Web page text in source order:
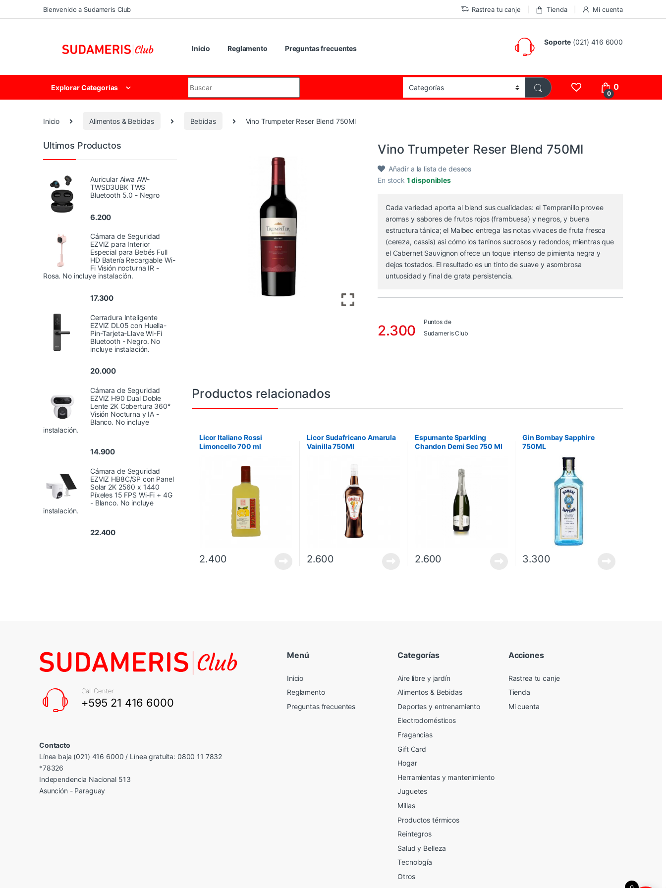
Skip to navigation
Skip to contentBienvenido a Sudameris Club Rastrea tu canje Tienda Mi cuenta
Inicio Reglamento Preguntas frecuentes
Soporte (021) 416 6000
Explorar Categorías
0
0
Inicio Alimentos & Bebidas Bebidas Vino Trumpeter Reser Blend 750Ml
Vino Trumpeter Reser Blend 750Ml
Añadir a la lista de deseos
En stock 1 disponibles
Cada variedad aporta al blend sus cualidades: el Tempranillo provee
aromas y sabores de frutos rojos (frambuesa) y negros, y buena
estructura tánica; el Malbec entrega las notas vivaces de fruta fresca
(cereza, cassis) así cómo los taninos sucrosos y redondos; mientras que
el Cabernet Sauvignon ofrece un toque intenso de pimienta negra y
dejos tostados. El resultado es un tinto de suave y asombrosa
untuosidad y final de grata persistencia.
2.300
Puntos de
Sudameris Club
Productos relacionados
Licor Italiano Rossi
Limoncello 700 ml
2.400
Licor Sudafricano Amarula
Vainilla 750Ml
2.600
Espumante Sparkling
Chandon Demi Sec 750 Ml
2.600
Gin Bombay Sapphire
750ML
3.300
Ultimos Productos
Auricular Aiwa AW-
TWSD3UBK TWS
Bluetooth 5.0 - Negro
6.200
Cámara de Seguridad
EZVIZ para Interior
Especial para Bebés Full
HD Batería Recargable Wi-
Fi Visión nocturna IR -
Rosa. No incluye instalación.
17.300
Cerradura Inteligente
EZVIZ DL05 con Huella-
Pin-Tarjeta-Llave Wi-Fi
Bluetooth - Negro. No
incluye instalación.
20.000
Cámara de Seguridad
EZVIZ H90 Dual Doble
Lente 2K Cobertura 360°
Visión Nocturna y IA -
Blanco. No incluye
instalación.
14.900
Cámara de Seguridad
EZVIZ HB8C/SP con Panel
Solar 2K 2560 x 1440
Píxeles 15 FPS Wi-Fi + 4G
- Blanco. No incluye
instalación.
22.400
Call Center
+595 21 416 6000
Contacto
Línea baja (021) 416 6000 / Línea gratuita: 0800 11 7832
*78326
Independencia Nacional 513
Asunción - Paraguay
Menú
Inicio
Reglamento
Preguntas frecuentes
Categorías
Aire libre y jardín
Alimentos & Bebidas
Deportes y entrenamiento
Electrodomésticos
Fragancias
Gift Card
Hogar
Herramientas y mantenimiento
Juguetes
Millas
Productos térmicos
Reintegros
Salud y Belleza
Tecnología
Otros
Acciones
Rastrea tu canje
Tienda
Mi cuenta